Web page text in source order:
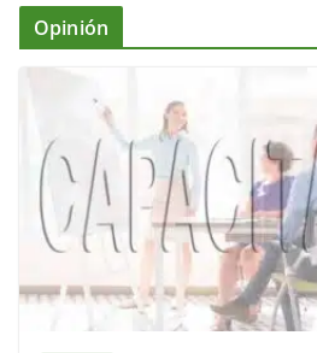
Opinión